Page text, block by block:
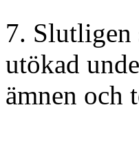
7. Slutligen
utökad
ämnen och